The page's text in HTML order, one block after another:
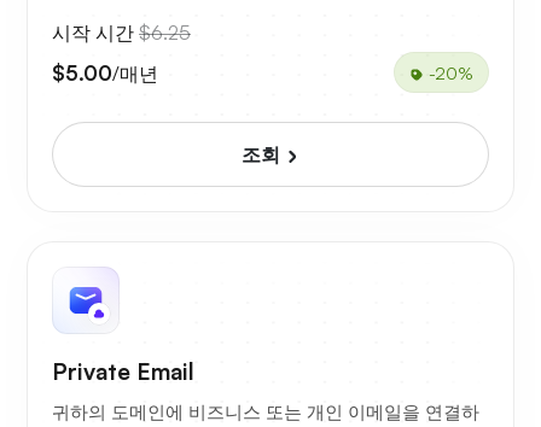
시작 시간 $6.25
$5.00/매년 -20%
조회
Private Email
귀하의 도메인에 비즈니스 또는 개인 이메일을 연결하